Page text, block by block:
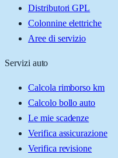
Distributori GPL
Colonnine elettriche
Aree di servizio
Servizi auto
Calcola rimborso km
Calcolo bollo auto
Le mie scadenze
Verifica assicurazione
Verifica revisione